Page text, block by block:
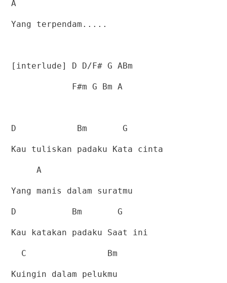
A
Yang terpendam.....
[interlude] D D/F# G ABm
F#m G Bm A
D Bm G
Kau tuliskan padaku Kata cinta
A
Yang manis dalam suratmu
D Bm G
Kau katakan padaku Saat ini
C Bm
Kuingin dalam pelukmu